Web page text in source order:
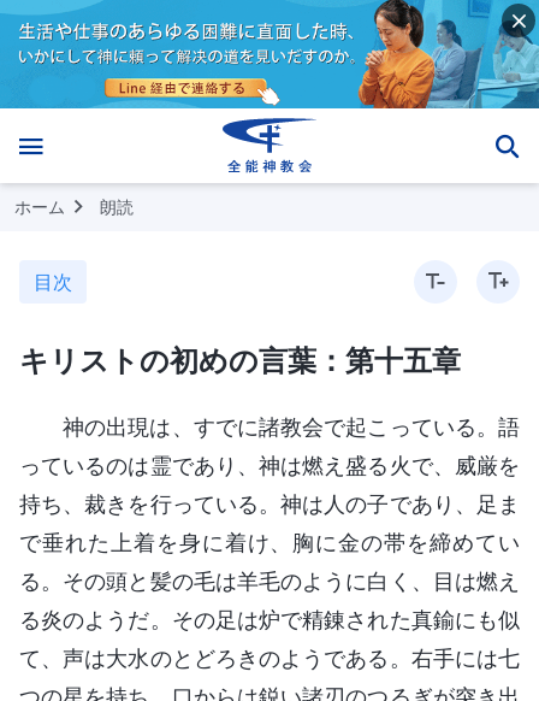
ホーム 朗読
目次
キリストの初めの言葉：第十五章
神の出現は、すでに諸教会で起こっている。語
っているのは霊であり、神は燃え盛る火で、威厳を
持ち、裁きを行っている。神は人の子であり、足ま
で垂れた上着を身に着け、胸に金の帯を締めてい
る。その頭と髪の毛は羊毛のように白く、目は燃え
る炎のようだ。その足は炉で精錬された真鍮にも似
て、声は大水のとどろきのようである。右手には七